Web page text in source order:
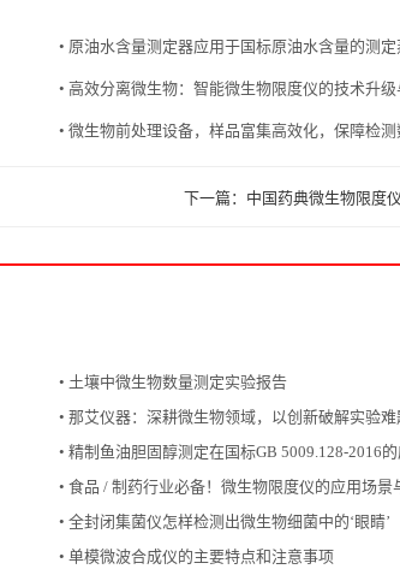
• 原油水含量测定器应用于国标原油水含量的测
• 高效分离微生物：智能微生物限度仪的技术升
• 微生物前处理设备，样品富集高效化，保障检
下一篇：中国药典微生物限度
• 土壤中微生物数量测定实验报告
• 那艾仪器：深耕微生物领域，以创新破解实验难
• 精制鱼油胆固醇测定在国标GB 5009.128-2016的
• 食品 / 制药行业必备！微生物限度仪的应用场景
• 全封闭集菌仪怎样检测出微生物细菌中的‘眼睛’
• 单模微波合成仪的主要特点和注意事项